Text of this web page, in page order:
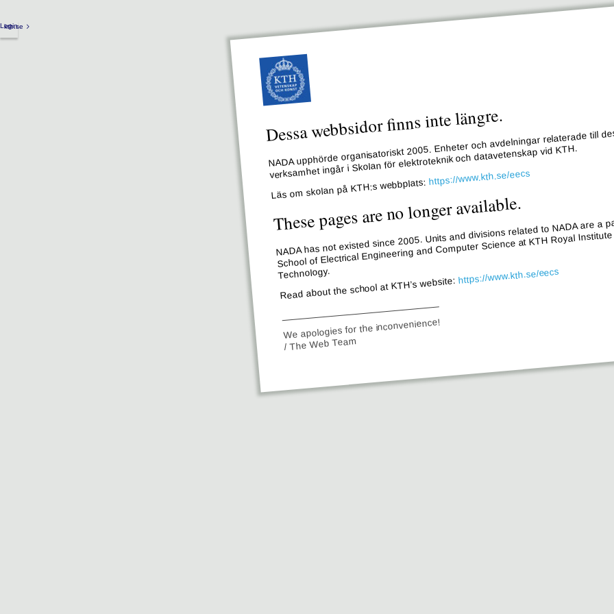
kth.se
Login
Dessa webbsidor finns inte längre.
NADA upphörde organisatoriskt 2005. Enheter och avdelningar relaterade till
verksamhet ingår i Skolan för elektroteknik och datavetenskap vid KTH.
Läs om skolan på KTH:s webbplats:https://www.kth.se/eecs
These pages are no longer available.
NADA has not existed since 2005. Units and divisions related to NADA are a
School of Electrical Engineering and Computer Science at KTH Royal
Technology.
Read about the school at KTH’s website:https://www.kth.se/eecs
We apologies for the inconvenience!
/ The Web Team